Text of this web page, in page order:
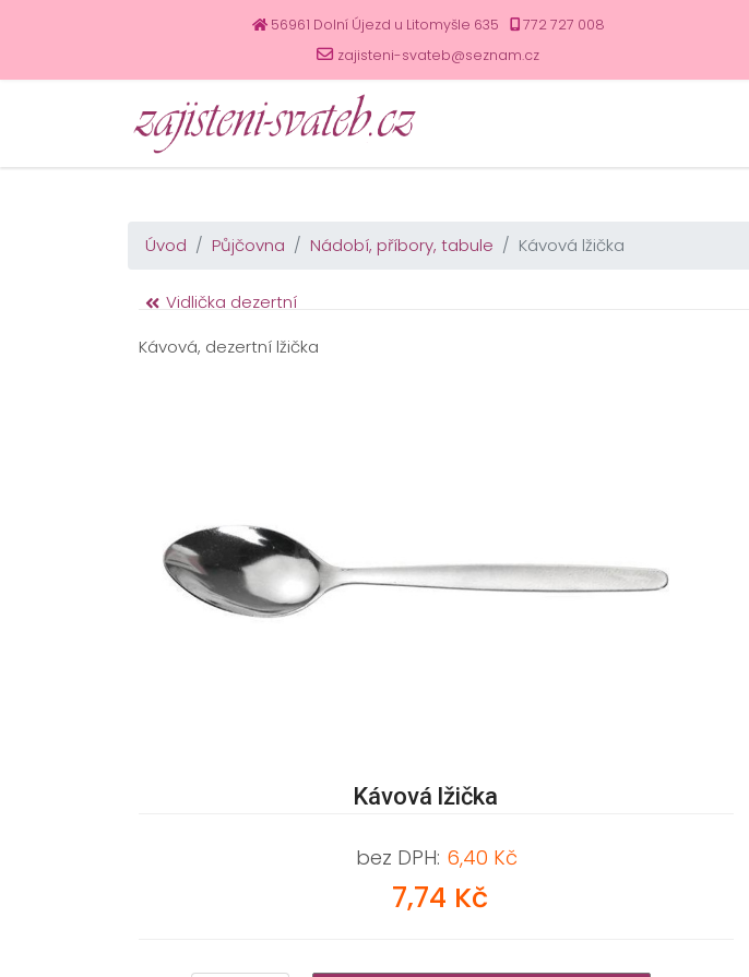
56961 Dolní Újezd u Litomyšle 635
772 727 008
zajisteni-svateb@seznam.cz
Úvod Půjčovna Nádobí, příbory, tabule Kávová lžička
Vidlička dezertní
Kávová, dezertní lžička
Kávová lžička
bez DPH: 6,40 Kč
7,74 Kč